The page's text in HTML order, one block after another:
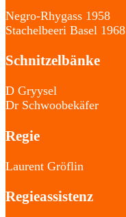
Negro-Rhygass 1958
Stachelbeeri Basel 1968
Schnitzelbänke
D Gryysel
Dr Schwoobekäfer
Regie
Laurent Gröflin
Regieassistenz